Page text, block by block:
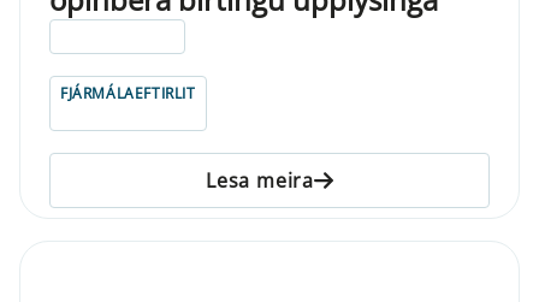
FJÁRMÁLAEFTIRLIT
Lesa meira